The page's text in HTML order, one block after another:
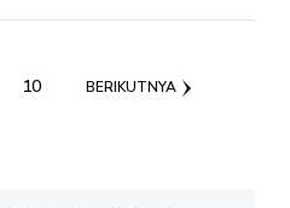
HALAMAN
10 BERIKUTNYA